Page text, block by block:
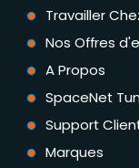
Travailler
Nos Offres
A Propos
SpaceNet
Support
Marques